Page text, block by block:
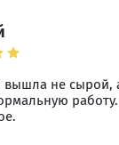
вышла не сырой,
работу.